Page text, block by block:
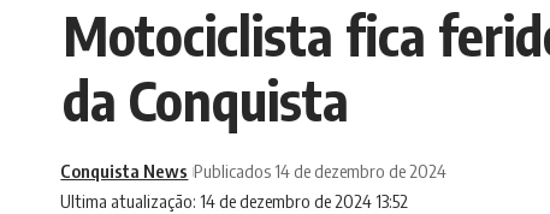
Motociclista fica
da Conquista
Ultima atualização: 14 de dezembro de 2024 13:52
Conquista News Publicados 14 de dezembro de 2024